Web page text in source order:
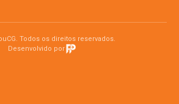
Todos os direitos reservados.
Desenvolvido por